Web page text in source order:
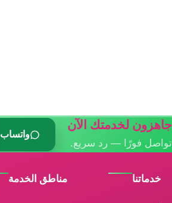
جاهزون لخدمتك الآن
تواصل فورًا — رد سريع.
واتساب
خدماتنا مناطق الخدمة